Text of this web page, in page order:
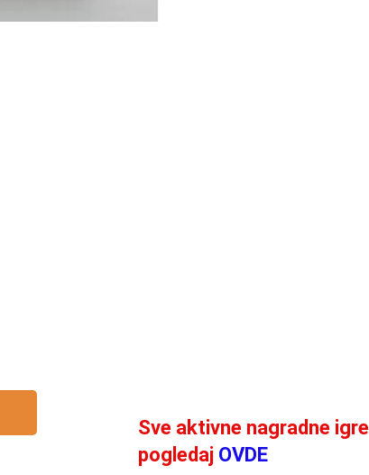
Sve aktivne nagradne igre
pogledaj OVDE